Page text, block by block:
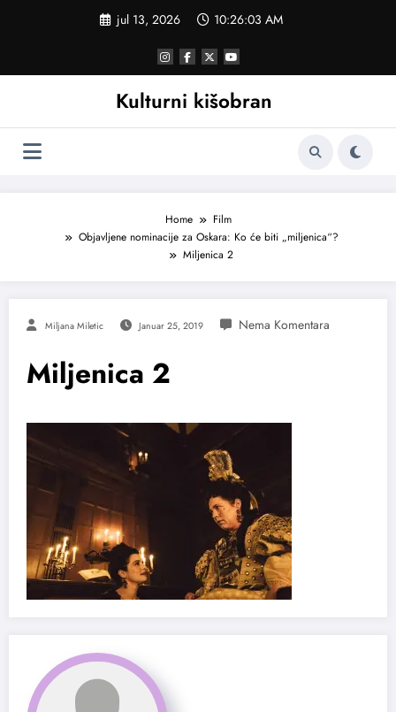
jul 13, 2026 10:26:03 AM
Kulturni kišobran
Home
Film
Objavljene nominacije za Oskara: Ko će biti „miljenica“?
Miljenica 2
Miljana Miletic Januar 25, 2019
Miljenica 2